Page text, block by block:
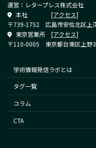
運営：レタープレス株式会社
本社 [アクセス]
〒739-1752 広島市安佐北区上
東京営業所 [アクセス]
〒110-0005 東京都台東区上野
学術情報発信ラボとは
タグ一覧
コラム
CTA